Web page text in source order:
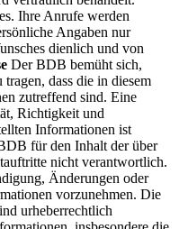
Ihre Anrufe werden
Angaben nur
dienlich und von
Der BDB bemüht sich,
dass die in diesem
zutreffend sind. Eine
Richtigkeit und
Informationen ist
für den Inhalt der über
nicht verantwortlich.
Änderungen oder
vorzunehmen. Die
urheberrechtlich